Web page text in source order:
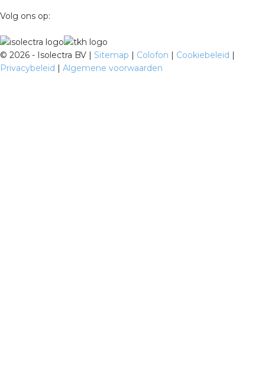
Volg ons op:
© 2026 - Isolectra BV | Sitemap | Colofon | Cookiebeleid |
Privacybeleid | Algemene voorwaarden